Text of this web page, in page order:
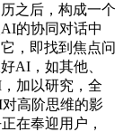
之后，构成一个
的协同对话中
，即找到焦点问
AI，如其他、
加以研究，全
高阶思维的影
在奉迎用户，